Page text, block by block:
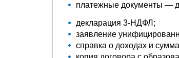
платежные документы —
декларация 3-НДФЛ;
заявление
справка о доходах и